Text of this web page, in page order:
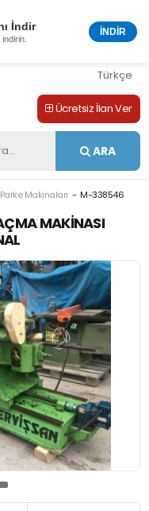
İndir İNDİR
Türkçe
Ücretsiz İlan Ver
ARA
Parke Makinaları M-338546
MAKINASI